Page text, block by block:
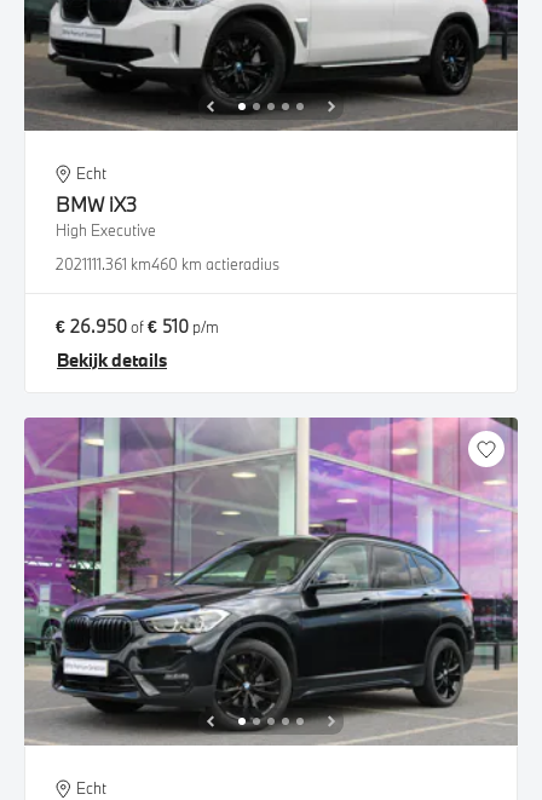
Echt
BMW iX3
High Executive
2021111.361 km460 km actieradius
€ 26.950of€ 510 p/m
Bekijk details
Echt